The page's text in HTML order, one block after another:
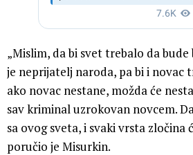
„Mislim, da bi svet trebalo da
je neprijatelj naroda, pa bi i novac
ako novac nestane, možda će
sav kriminal uzrokovan novcem.
sa ovog sveta, i svaki vrsta zločina
poručio je Misurkin.